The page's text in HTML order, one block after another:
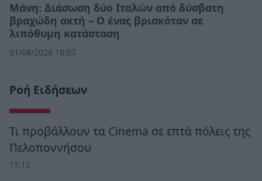
Μάνη: Διάσωση δύο Ιταλών από δύσβατη
βραχώδη ακτή – Ο ένας βρισκόταν σε
λιπόθυμη κατάσταση
01/08/2026 18:07
Ροή Ειδήσεων
Τι προβάλλουν τα Cinema σε επτά πόλεις της
Πελοποννήσου
15:12